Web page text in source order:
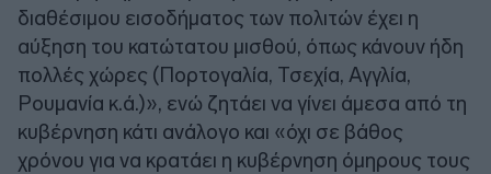
διαθέσιμου εισοδήματος των πολιτών έχει η
αύξηση του κατώτατου μισθού, όπως κάνουν ήδη
πολλές χώρες (Πορτογαλία, Τσεχία, Αγγλία,
Ρουμανία κ.ά.)», ενώ ζητάει να γίνει άμεσα από τη
κυβέρνηση κάτι ανάλογο και «όχι σε βάθος
χρόνου για να κρατάει η κυβέρνηση όμηρους τους